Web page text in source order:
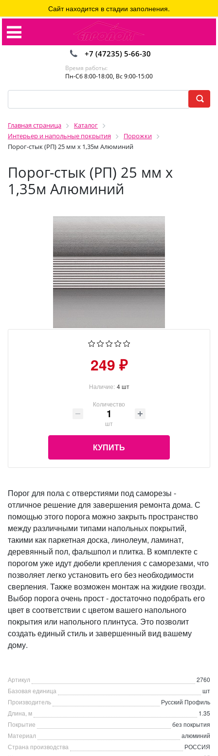
+7 (47235) 5-66-30
Время работы:
Пн-Сб 8:00-18:00, Вс 9:00-15:00
Главная страница
Каталог
Интерьер и напольные покрытия
Порожки
Порог-стык (РП) 25 мм х 1,35м Алюминий
Порог-стык (РП) 25 мм х
1,35м Алюминий
Сайт находится в стадии заполнения.
249 ₽
Наличие: 4 шт
Количество
шт
КУПИТЬ
Порог для пола с отверстиями под саморезы -
отличное решение для завершения ремонта дома. С
помощью этого порога можно закрыть пространство
между различными типами напольных покрытий,
такими как паркетная доска, линолеум, ламинат,
деревянный пол, фальшпол и плитка. В комплекте с
порогом уже идут дюбели крепления с саморезами, что
позволяет легко установить его без необходимости
сверления. Также возможен монтаж на жидкие гвозди.
Выбор порога очень прост - достаточно подобрать его
цвет в соответствии с цветом вашего напольного
покрытия или напольного плинтуса. Это позволит
создать единый стиль и завершенный вид вашему
дому.
Артикул
2760
Базовая единица
шт
Производитель
Русский Профиль
Длина, м
1.35
Покрытие
без покрытия
Материал
алюминий
Страна производства
РОССИЯ